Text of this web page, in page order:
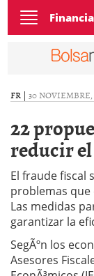
Toggle
navigation
FR | 30
22
reducir
El fraude fiscal
problemas
Las medidas
garantizar la
SegÃºn los
Asesores